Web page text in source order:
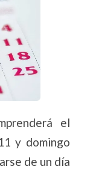
el
y domingo
de un día